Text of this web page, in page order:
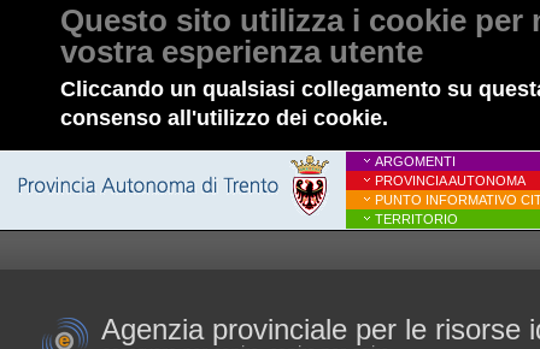
Questo sito utilizza i cookie per
vostra esperienza utente
Cliccando un qualsiasi collegamento su
consenso all'utilizzo dei cookie.
ARGOMENTI
PROVINCIA AUTONOMA
PUNTO INFORMATIVO
TERRITORIO
Agenzia provinciale per le risorse